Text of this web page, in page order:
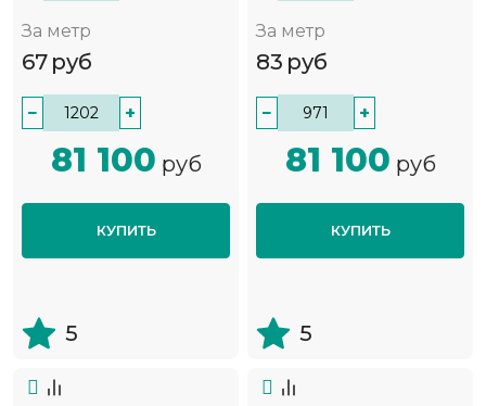
За метр
67 руб
− +
81 100 руб
КУПИТЬ
5
За метр
83 руб
− +
81 100 руб
КУПИТЬ
5